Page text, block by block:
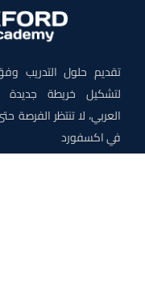
تقديم حلول التدريب
لتشكيل خريطة جديدة
العربي، لا تنتظر الفرصة
في اكسفورد